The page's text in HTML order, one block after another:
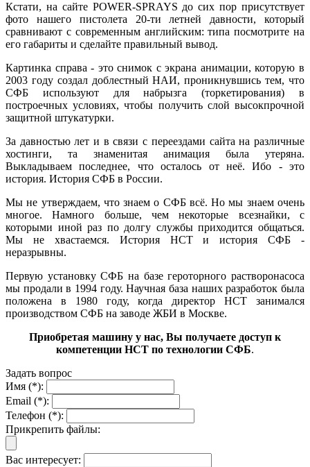
Кстати, на сайте POWER-SPRAYS до сих пор присутствует
фото нашего пистолета 20-ти летней давности, который
сравнивают с современным английским: типа посмотрите на
его габариты и сделайте правильный вывод.
Картинка справа - это снимок с экрана анимации, которую в
2003 году создал доблестный НАИ, проникнувшись тем, что
СФБ используют для набрызга (торкетирования) в
построечных условиях, чтобы получить слой высокпрочной
защитной штукатурки.
За давностью лет и в связи с переездами сайта на различные
хостинги, та знаменитая анимация была утеряна.
Выкладываем последнее, что осталось от неё. Ибо - это
история. История СФБ в России.
Мы не утверждаем, что знаем о СФБ всё. Но мы знаем очень
многое. Намного больше, чем некоторые всезнайки, с
которыми иной раз по долгу службы приходится общаться.
Мы не хвастаемся. История НСТ и история СФБ -
неразрывны.
Первую установку СФБ на базе героторного растворонасоса
мы продали в 1994 году. Научная база наших разработок была
положена в 1980 году, когда директор НСТ занимался
производством СФБ на заводе ЖБИ в Москве.
Приобретая машину у нас, Вы получаете доступ к
компетенции НСТ по технологии СФБ.
Задать вопрос
Имя (*):
Email (*):
Телефон (*):
Прикрепить файлы:
Вас интересует: